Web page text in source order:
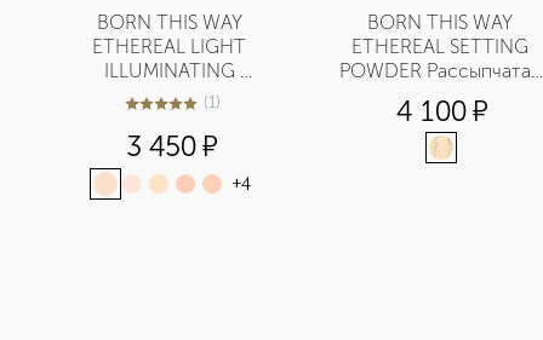
BORN THIS WAY
ETHEREAL LIGHT
ILLUMINATING
SMOOTHING
Подсвечивающий
разглаживающий
консилер
5из 51 (1)
3 450¤
+4
BORN THIS WAY
ETHEREAL SETTING
POWDER Рассыпчатая
фиксирующая пудра
для лица
4 100¤